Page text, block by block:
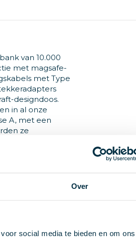
Over
social media te bieden en om ons
van 10.000
met magsafe-
met Type
designdoos.
in al onze
A, met een
ze
dat de
voor